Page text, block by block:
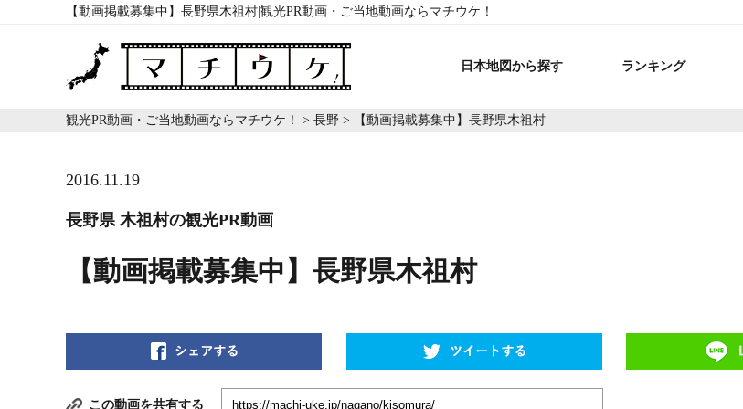
【動画掲載募集中】長野県木祖村|観光PR動画・ご当地動画ならマチウケ！
日本地図から探す ランキング
観光PR動画・ご当地動画ならマチウケ！ > 長野 > 【動画掲載募集中】長野県木祖村
2016.11.19
長野県 木祖村の観光PR動画
【動画掲載募集中】長野県木祖村
この動画を共有する